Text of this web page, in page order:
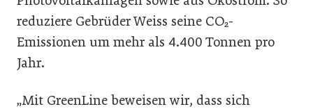
reduziere Gebrüder Weiss seine CO₂-
Emissionen um mehr als 4.400 Tonnen pro
Jahr.
„Mit GreenLine beweisen wir, dass sich